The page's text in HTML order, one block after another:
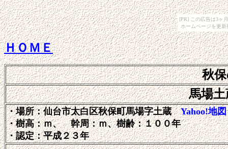
[PR] この広告は3ヶ
ホームページを更
ＨＯＭＥ
秋
馬場
・場所：仙台市太白区秋保町馬場字土蔵
Yahoo!地図
・樹高：ｍ、 幹周：ｍ、樹齢：１００年
・認定：平成２３年